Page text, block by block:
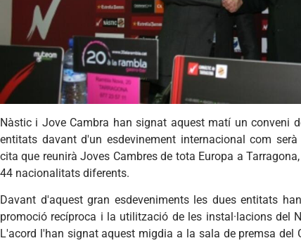
Nàstic i Jove Cambra han signat aquest matí un conveni
entitats davant d'un esdevinement internacional com serà
cita que reunirà Joves Cambres de tota Europa a
44 nacionalitats diferents.
Davant d'aquest gran esdeveniments les dues entitats
promoció recíproca i la utilització de les instal·lacions del
L'acord l'han signat aquest migdia a la sala de premsa del